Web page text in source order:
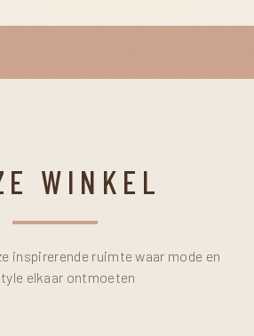
WINKEL
inspirerende ruimte waar mode en
elkaar ontmoeten